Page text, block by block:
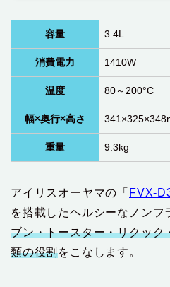
容量 ‎3.4L
消費電力 1410W
温度 80～200°C
幅×奥行×高さ
重量 ‎9.3kg
アイリスオーヤマの「 FVX-
を搭載したヘルシーなノンフ
ブン・トースター・リクック
類の役割をこなします。